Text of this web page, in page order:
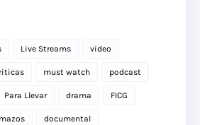
Live Streams video
must watch podcast
Para Llevar drama FICG
documental